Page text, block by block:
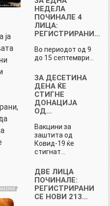
ја
НЕДЕЛА
ПОЧИНАЛЕ 4
ЛИЦА:
РЕГИСТРИРАНИ…
Во периодот од 9
до 15 септември…
ЗА ДЕСЕТИНА
ДЕНА ЌЕ
СТИГНЕ
ДОНАЦИЈА
ОД…
Вакцини за
заштита од
Ковид-19 ќе
стигнат…
ДВЕ ЛИЦА
ПОЧИНАЛЕ:
РЕГИСТРИРАНИ
СЕ НОВИ 213…